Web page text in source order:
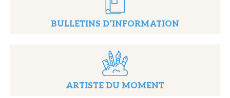
BULLETINS D’INFORMATION
ARTISTE DU MOMENT